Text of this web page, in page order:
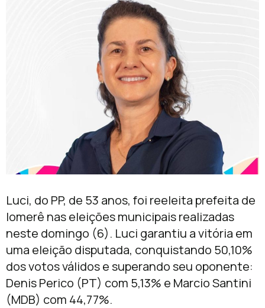
Luci, do PP, de 53 anos, foi reeleita prefeita de
Iomerê nas eleições municipais realizadas
neste domingo (6). Luci garantiu a vitória em
uma eleição disputada, conquistando 50,10%
dos votos válidos e superando seu oponente:
Denis Perico (PT) com 5,13% e Marcio Santini
(MDB) com 44,77%.